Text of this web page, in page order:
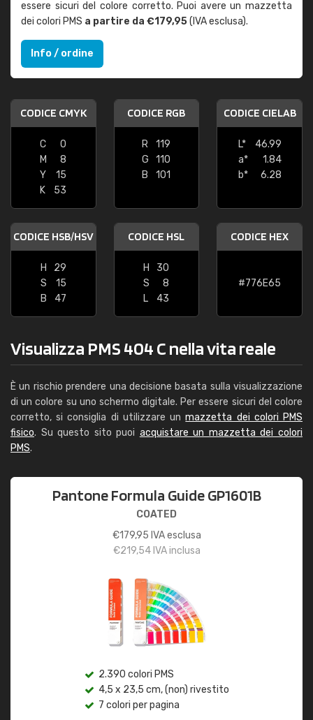
essere sicuri del colore corretto. Puoi avere un mazzetta
dei colori PMS a partire da €179,95(IVA esclusa).
Info / ordine
CODICE CMYK
C
0
M
8
Y
15
K
53
CODICE RGB
R
119
G
110
B
101
CODICE CIELAB
L*
46.99
a*
1.84
b*
6.28
CODICE HSB/HSV
H
29
S
15
B
47
CODICE HSL
H
30
S
8
L
43
CODICE HEX
#776E65
Visualizza PMS 404 C nella vita reale
È un rischio prendere una decisione basata sulla visualizzazione
di un colore su uno schermo digitale. Per essere sicuri del colore
corretto, si consiglia di utilizzare unmazzetta dei colori PMS
fisico. Su questo sito puoi acquistare un mazzetta dei colori
PMS.
Pantone Formula Guide GP1601B
COATED
€179,95 IVA esclusa
€219,54IVA inclusa
2.390 colori PMS
4,5 x 23,5 cm, (non) rivestito
7 colori per pagina